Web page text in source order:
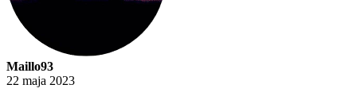
Maillo93
22 maja 2023